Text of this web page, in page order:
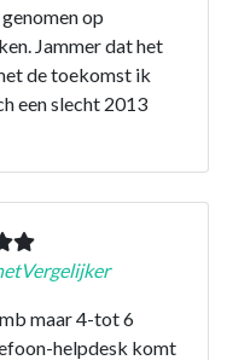
op
Jammer dat het
de toekomst ik
een slecht 2013
maar 4-tot 6
helpdesk komt